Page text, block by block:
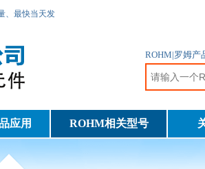
、最快当天发
ROHM|罗姆产
应用 ROHM相关型号